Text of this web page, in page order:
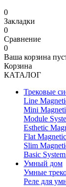
0
Закладки
0
Сравнение
0
Ваша корзина
Корзина
КАТАЛОГ
Трековые
Line
Mini
Module
Esthetic
Flat Magnetic
Slim
Basic
Умный дом
Умные
Реле для